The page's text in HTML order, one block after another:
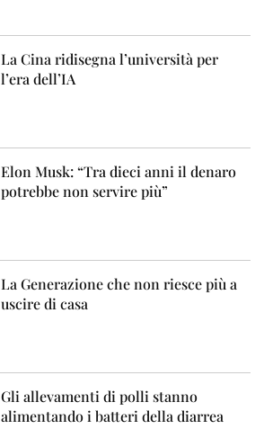
La Cina ridisegna l’università per
l’era dell’IA
Elon Musk: “Tra dieci anni il denaro
potrebbe non servire più”
La Generazione che non riesce più a
uscire di casa
Gli allevamenti di polli stanno
alimentando i batteri della diarrea